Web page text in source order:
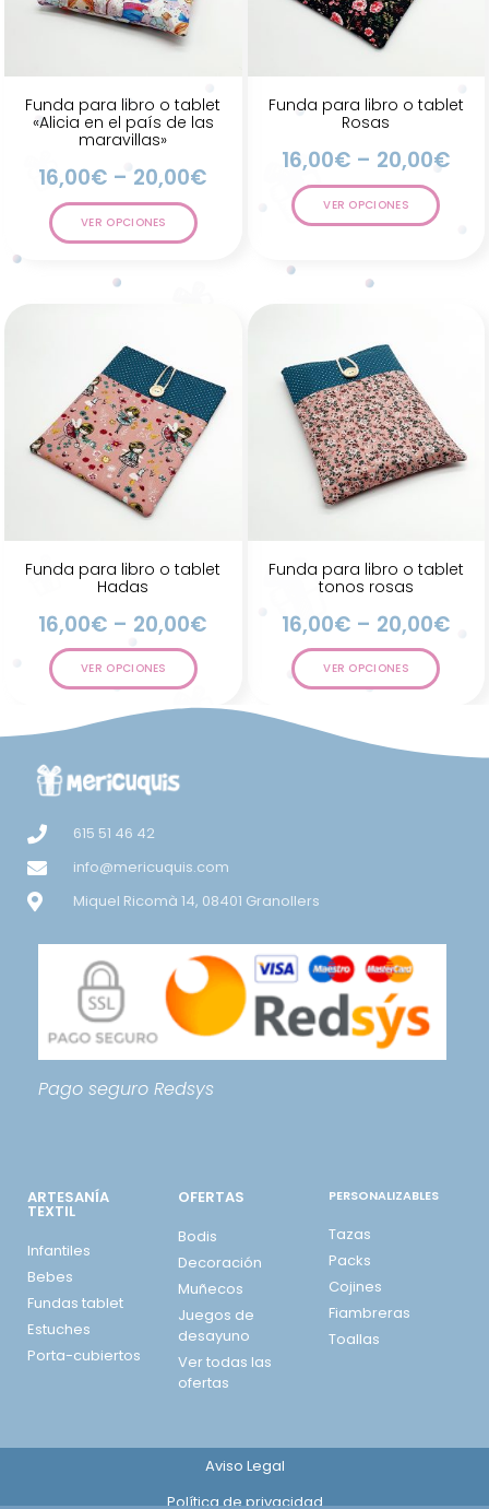
Funda para libro o tablet
«Alicia en el país de las
maravillas»
16,00€ – 20,00€
VER OPCIONES
Funda para libro o tablet
Rosas
16,00€ – 20,00€
VER OPCIONES
Funda para libro o tablet
Hadas
16,00€ – 20,00€
VER OPCIONES
Funda para libro o tablet
tonos rosas
16,00€ – 20,00€
VER OPCIONES
615 51 46 42
info@mericuquis.com
Miquel Ricomà 14, 08401 Granollers
Pago seguro Redsys
ARTESANÍA
TEXTIL
Infantiles
Bebes
Fundas tablet
Estuches
Porta-cubiertos
OFERTAS
Bodis
Decoración
Muñecos
Juegos de
desayuno
Ver todas las
ofertas
PERSONALIZABLES
Tazas
Packs
Cojines
Fiambreras
Toallas
Aviso Legal
Política de privacidad